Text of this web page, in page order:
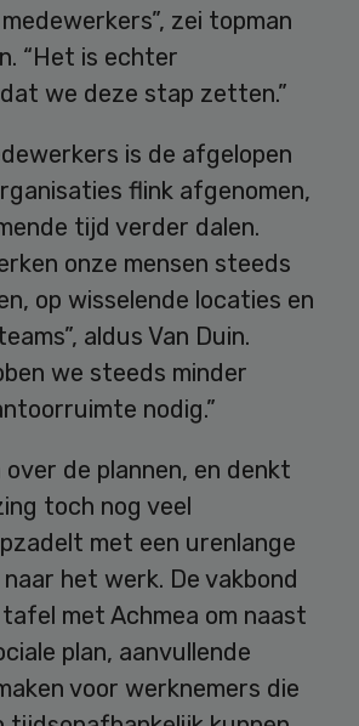
zei topman
“Het is echter
we deze stap zetten.”
is de afgelopen
flink afgenomen,
tijd verder dalen.
onze mensen steeds
op wisselende locaties en
aldus Van Duin.
we steeds minder
nodig.”
over de plannen, en denkt
toch nog veel
met een urenlange
het werk. De vakbond
met Achmea om naast
plan, aanvullende
voor werknemers die